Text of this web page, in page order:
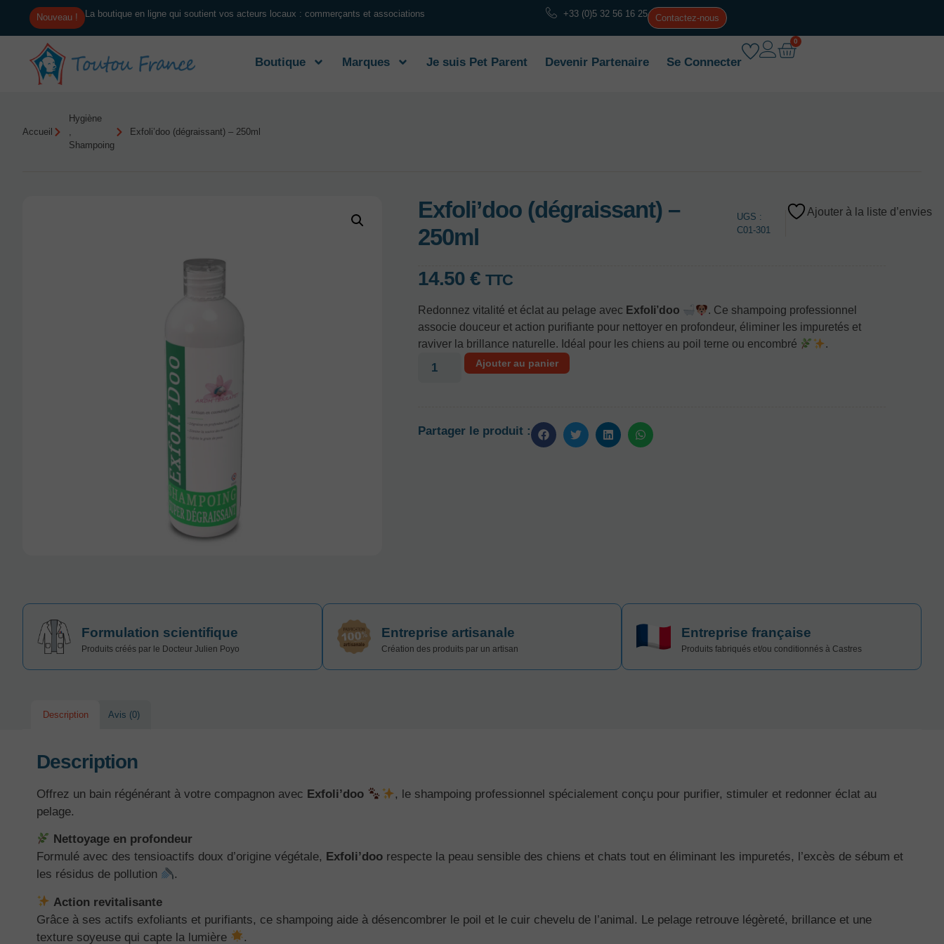
Nouveau ! La boutique en ligne qui soutient vos acteurs locaux : commerçants et associations +33 (0)5 32 56 16 25 Contactez-nous
Boutique Marques Je suis Pet Parent Devenir Partenaire Se Connecter
0
Accueil
Hygiène
,
Shampoing
Exfoli’doo (dégraissant) – 250ml
Exfoli’doo (dégraissant) –
250ml
UGS :
C01-301
Ajouter à la liste d’envies
14.50 € TTC
Redonnez vitalité et éclat au pelage avec Exfoli’doo
. Ce shampoing professionnel
associe douceur et action purifiante pour nettoyer en profondeur, éliminer les impuretés et
raviver la brillance naturelle. Idéal pour les chiens au poil terne ou encombré
.
Ajouter au panier
Partager le produit :
Formulation scientifique
Produits créés par le Docteur Julien Poyo
Entreprise artisanale
Création des produits par un artisan
Entreprise française
Produits fabriqués et/ou conditionnés à Castres
Description Avis (0)
Description
Offrez un bain régénérant à votre compagnon avec Exfoli’doo
, le shampoing professionnel spécialement conçu pour purifier, stimuler et redonner éclat au
pelage.
Nettoyage en profondeur
Formulé avec des tensioactifs doux d’origine végétale, Exfoli’doo respecte la peau sensible des chiens et chats tout en éliminant les impuretés, l’excès de sébum et
les résidus de pollution
.
Action revitalisante
Grâce à ses actifs exfoliants et purifiants, ce shampoing aide à désencombrer le poil et le cuir chevelu de l’animal. Le pelage retrouve légèreté, brillance et une
texture soyeuse qui capte la lumière
.